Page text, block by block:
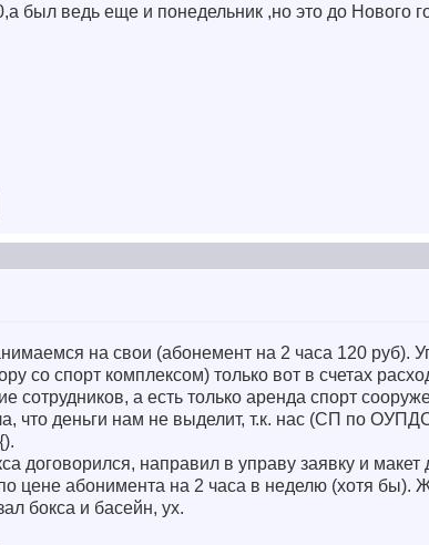
был ведь еще и понедельник ,но это до Нового
на свои (абонемент на 2 часа 120 руб).
со спорт комплексом) только вот в счетах
сотрудников, а есть только аренда спорт
что деньги нам не выделит, т.к. нас (СП по
договорился, направил в управу заявку и макет
цене абонимента на 2 часа в неделю (хотя бы).
бокса и басейн, ух.